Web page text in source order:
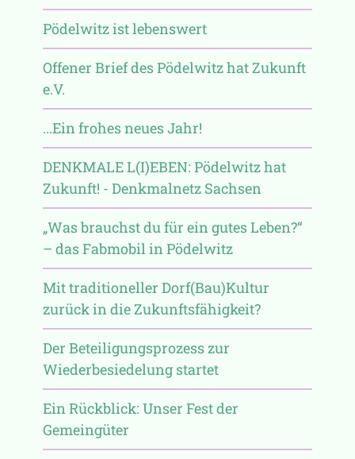
Pödelwitz ist lebenswert
Offener Brief des Pödelwitz hat Zukunft
e.V.
...Ein frohes neues Jahr!
DENKMALE L(I)EBEN: Pödelwitz hat
Zukunft! - Denkmalnetz Sachsen
„Was brauchst du für ein gutes Leben?“
– das Fabmobil in Pödelwitz
Mit traditioneller Dorf(Bau)Kultur
zurück in die Zukunftsfähigkeit?
Der Beteiligungsprozess zur
Wiederbesiedelung startet
Ein Rückblick: Unser Fest der
Gemeingüter